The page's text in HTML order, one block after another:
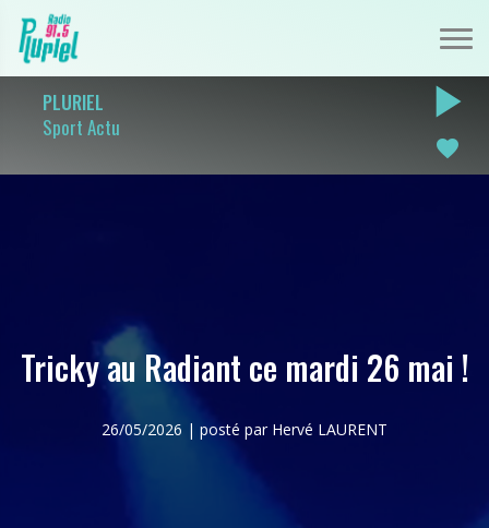
PLURIEL
Sport Actu
play_arrow
favorite
Tricky au Radiant ce mardi 26 mai !
26/05/2026 | posté par Hervé LAURENT